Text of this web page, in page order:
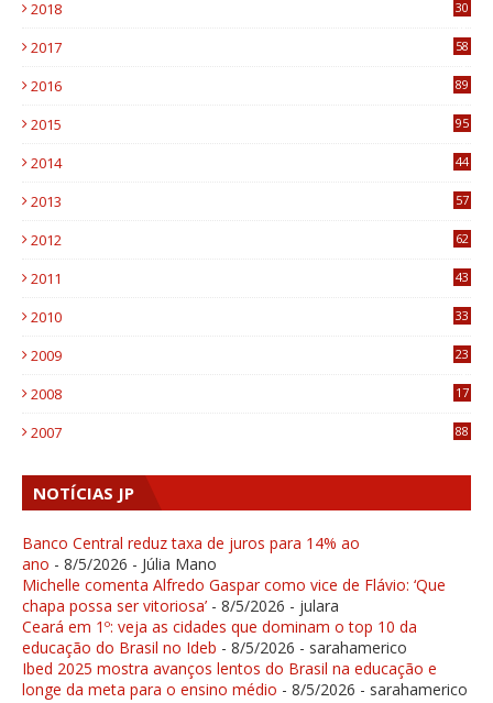
2018
30
2017
58
2016
89
2015
95
2014
44
2013
57
2012
62
2011
43
2010
33
2009
23
2008
17
2007 88
NOTÍCIAS JP
Banco Central reduz taxa de juros para 14% ao
ano - 8/5/2026 - Júlia Mano
Michelle comenta Alfredo Gaspar como vice de Flávio: ‘Que
chapa possa ser vitoriosa’ - 8/5/2026 - julara
Ceará em 1º: veja as cidades que dominam o top 10 da
educação do Brasil no Ideb - 8/5/2026 - sarahamerico
Ibed 2025 mostra avanços lentos do Brasil na educação e
longe da meta para o ensino médio - 8/5/2026 - sarahamerico